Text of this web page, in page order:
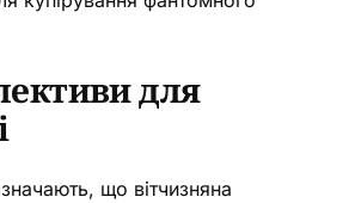
для
що вітчизняна